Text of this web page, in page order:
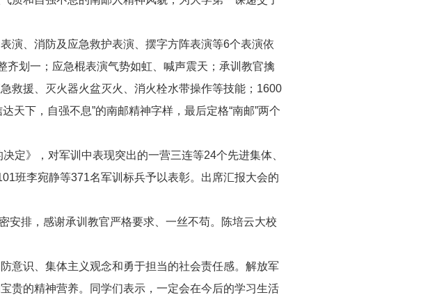
演、消防及应急救护表演、摆字方阵表演等6个表演依
齐划一；应急棍表演气势如虹、喊声震天；承训教官擒
救援、灭火器火盆灭火、消火栓水带操作等技能；1600
天下，自强不息”的南邮精神字样，最后定格“南邮”两个
定》，对军训中表现突出的一营三连等24个先进集体、
班李宛静等371名军训标兵予以表彰。出席汇报大会的
安排，感谢承训教官严格要求、一丝不苟。陈培云大校
意识、集体主义观念和勇于担当的社会责任感。解放军
贵的精神营养。同学们表示，一定会在今后的学习生活